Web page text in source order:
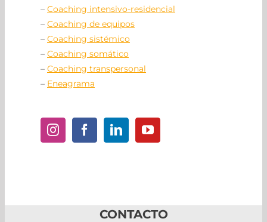
– Coaching intensivo-residencial
– Coaching de equipos
– Coaching sistémico
– Coaching somático
– Coaching transpersonal
– Eneagrama
CONTACTO